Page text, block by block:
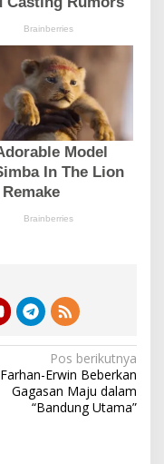
Pos berikutnya
Farhan-Erwin Beberkan
Gagasan Maju dalam
“Bandung Utama”